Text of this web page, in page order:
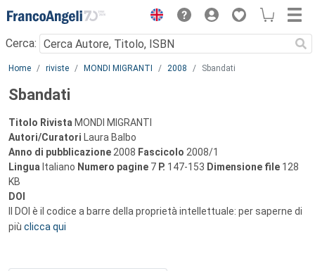
Menu
Cerca:
Main content
Home riviste MONDI MIGRANTI 2008 Sbandati
Sbandati
Titolo Rivista MONDI MIGRANTI
Autori/Curatori Laura Balbo
Anno di pubblicazione 2008 Fascicolo 2008/1
Lingua Italiano Numero pagine 7 P. 147-153 Dimensione file 128
KB
DOI
Il DOI è il codice a barre della proprietà intellettuale: per saperne di
più clicca qui